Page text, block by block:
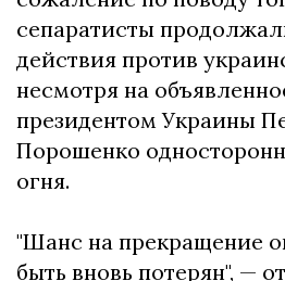
сепаратисты
действия против
несмотря на
президентом Украины
Порошенко
огня.
"Шанс на прекращение
быть вновь потерян", —